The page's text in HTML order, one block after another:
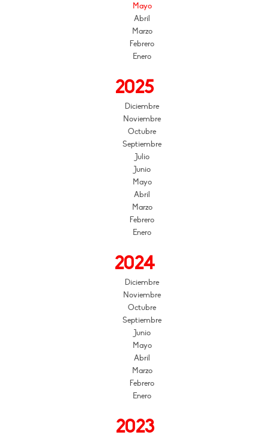
Mayo
Abril
Marzo
Febrero
Enero
2025
Diciembre
Noviembre
Octubre
Septiembre
Julio
Junio
Mayo
Abril
Marzo
Febrero
Enero
2024
Diciembre
Noviembre
Octubre
Septiembre
Junio
Mayo
Abril
Marzo
Febrero
Enero
2023